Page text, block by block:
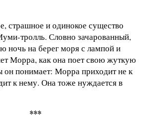
страшное и одинокое существо
тролль. Словно зачарованный,
ночь на берег моря с лампой и
Морра, как она поет свою жуткую
понимает: Морра приходит не к
к нему. Она тоже нуждается в
***